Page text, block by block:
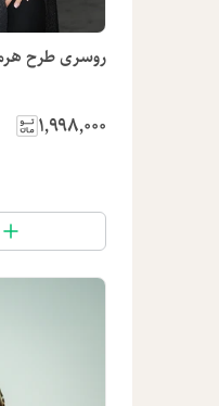
روسری طرح هرمس مشکی حاشیه کرم
۱٬۹۹۸٬۰۰۰